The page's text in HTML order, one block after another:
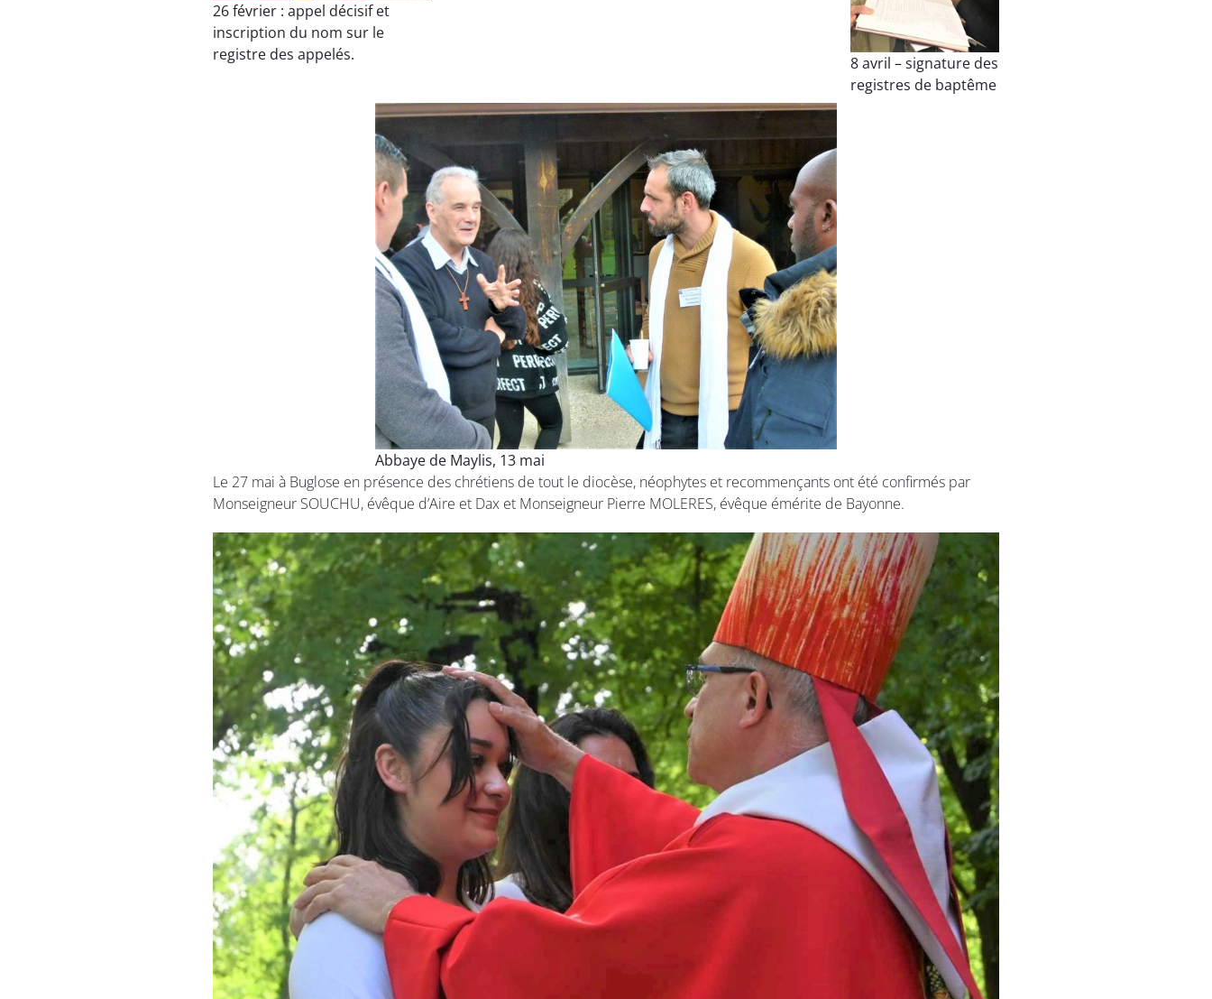
26 février : appel décisif et
inscription du nom sur le
registre des appelés.
8 avril – signature des
registres de baptême
Abbaye de Maylis, 13 mai
Le 27 mai à Buglose en présence des chrétiens de tout le diocèse, néophytes et recommençants ont été confirmés par
Monseigneur SOUCHU, évêque d’Aire et Dax et Monseigneur Pierre MOLERES, évêque émérite de Bayonne.